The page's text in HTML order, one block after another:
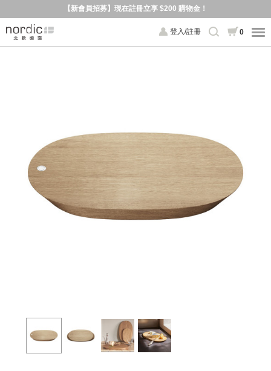
【新會員招募】現在註冊立享 $200 購物金！
登入/註冊 0